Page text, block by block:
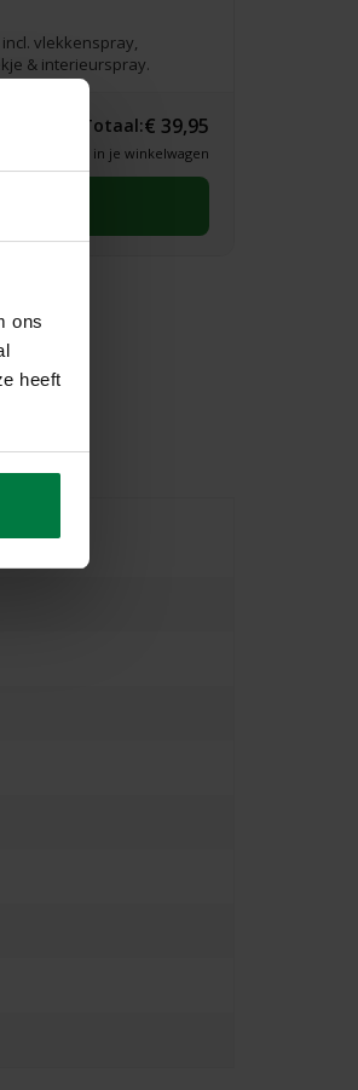
ons
heeft
vlekkenspray,
& interieurspray.
Totaal:€ 39,95
prijs zie je in je winkelwagen
maat